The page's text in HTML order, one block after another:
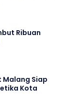
Ribuan
Malang Siap
Kota